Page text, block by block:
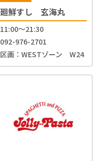
廻鮮すし 玄海丸
11:00〜21:30
092-976-2701
区画：WESTゾーン W24